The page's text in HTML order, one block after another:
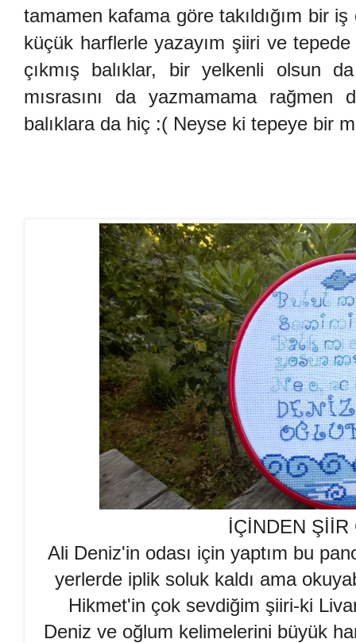
tamamen kafama göre takıldığım bir
küçük harflerle yazayım şiiri ve
çıkmış balıklar, bir yelkenli olsun
mısrasını da yazmamama
balıklara da hiç :( Neyse ki tepeye bir
İÇİNDEN ŞİİR
Ali Deniz'in odası için yaptım bu
yerlerde iplik soluk kaldı ama
Hikmet'in çok sevdiğim şiiri-ki
Deniz ve oğlum kelimelerini büyük